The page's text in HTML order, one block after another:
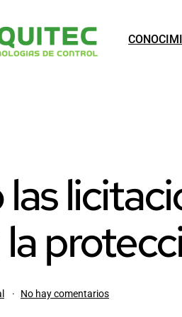
No hay comentariosen